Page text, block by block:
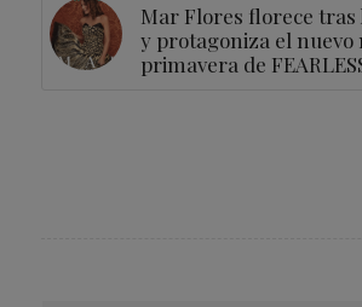
Mar Flores florece
y protagoniza el nuevo
primavera de